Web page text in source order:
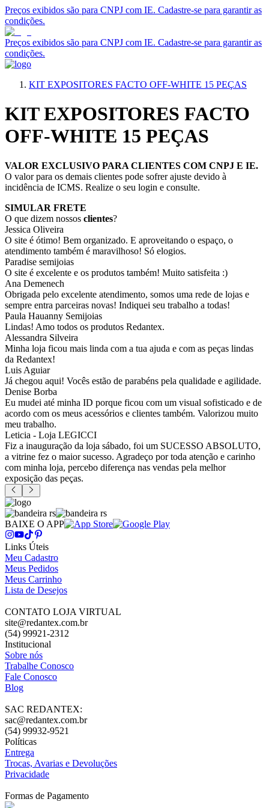
Preços exibidos são para CNPJ com IE. Cadastre-se para garantir as
condições.
Preços exibidos são para CNPJ com IE. Cadastre-se para garantir as
condições.
KIT EXPOSITORES FACTO OFF-WHITE 15 PEÇAS
KIT EXPOSITORES FACTO
OFF-WHITE 15 PEÇAS
VALOR EXCLUSIVO PARA CLIENTES COM CNPJ E IE.
O valor para os demais clientes pode sofrer ajuste devido à
incidência de ICMS. Realize o seu login e consulte.
SIMULAR FRETE
O que dizem nossos clientes?
Jessica Oliveira
O site é ótimo! Bem organizado. E aproveitando o espaço, o
atendimento também é maravilhoso! Só elogios.
Paradise semijoias
O site é excelente e os produtos também! Muito satisfeita :)
Ana Demenech
Obrigada pelo excelente atendimento, somos uma rede de lojas e
sempre entra parceiras novas! Indiquei seu trabalho a todas!
Paula Hauanny Semijoias
Lindas! Amo todos os produtos Redantex.
Alessandra Silveira
Minha loja ficou mais linda com a tua ajuda e com as peças lindas
da Redantex!
Luis Aguiar
Já chegou aqui! Vocês estão de parabéns pela qualidade e agilidade.
Denise Borba
Eu mudei até minha ID porque ficou com um visual sofisticado e de
acordo com os meus acessórios e clientes também. Valorizou muito
meu trabalho.
Leticia - Loja LEGICCI
Fiz a inauguração da loja sábado, foi um SUCESSO ABSOLUTO,
a vitrine fez o maior sucesso. Agradeço por toda atenção e carinho
com minha loja, percebo diferença nas vendas pela melhor
exposição das peças.
BAIXE O APP
Links Úteis
Meu Cadastro
Meus Pedidos
Meus Carrinho
Lista de Desejos
CONTATO LOJA VIRTUAL
site@redantex.com.br
(54) 99921-2312
Institucional
Sobre nós
Trabalhe Conosco
Fale Conosco
Blog
SAC REDANTEX:
sac@redantex.com.br
(54) 99932-9521
Políticas
Entrega
Trocas, Avarias e Devoluções
Privacidade
Formas de Pagamento